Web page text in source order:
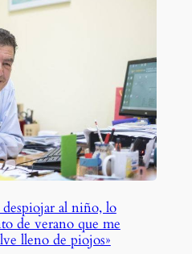
al niño, lo
de verano que me
lleno de piojos»